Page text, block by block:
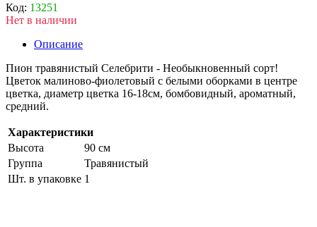
Код: 13251
Нет в наличии
Описание
Пион травянистый Селебрити - Необыкновенный сорт!
Цветок малиново-фиолетовый с белыми оборками в центре
цветка, диаметр цветка 16-18см, бомбовидный, ароматный,
средний.
Характеристики
Высота
90 см
Группа
Травянистый
Шт. в упаковке 1